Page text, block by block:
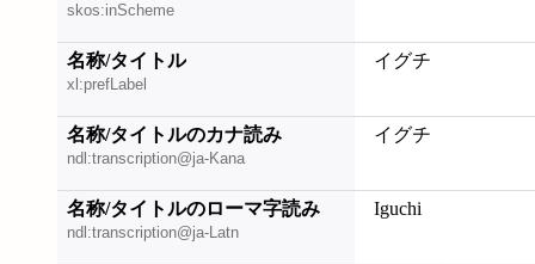
skos:inScheme
名称/タイトル
xl:prefLabel
イグチ
名称/タイトルのカナ読み
ndl:transcription@ja-Kana
イグチ
名称/タイトルのローマ字読み
ndl:transcription@ja-Latn
Iguchi